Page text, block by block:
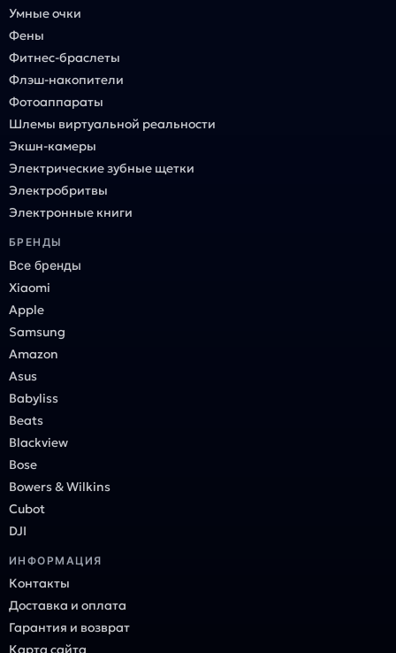
Умные очки
Фены
Фитнес-браслеты
Флэш-накопители
Фотоаппараты
Шлемы виртуальной реальности
Экшн-камеры
Электрические зубные щетки
Электробритвы
Электронные книги
БРЕНДЫ
Все бренды
Xiaomi
Apple
Samsung
Amazon
Asus
Babyliss
Beats
Blackview
Bose
Bowers & Wilkins
Cubot
DJI
ИНФОРМАЦИЯ
Контакты
Доставка и оплата
Гарантия и возврат
Карта сайта